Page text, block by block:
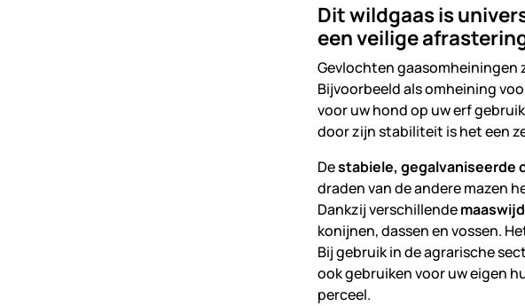
Dit wildgaas is
een veilige
Gevlochten gaasomheiningen
Bijvoorbeeld als omheining
voor uw hond op uw erf
door zijn stabiliteit is het een
Destabiele, gegalvaniseerde
draden van de andere mazen
Dankzij verschillende
konijnen, dassen en vossen.
Bij gebruik in de agrarische
ook gebruiken voor uw eigen
perceel.